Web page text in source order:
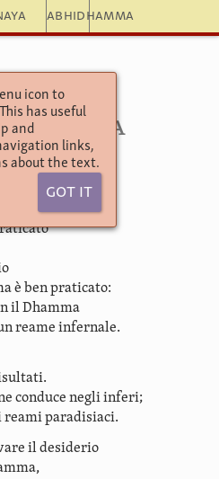
Abhidhamma
icon to
has useful
and
links,
about the text.
Got It
con il Dhamma.
è ben praticato:
il Dhamma
reame infernale.
conduce negli inferi;
reami paradisiaci.
il desiderio